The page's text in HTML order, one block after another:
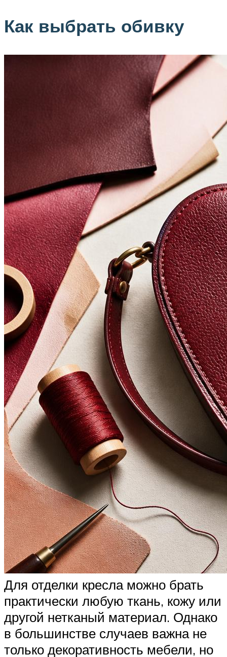
Как выбрать обивку
Для отделки кресла можно брать
практически любую ткань, кожу или
другой нетканый материал. Однако
в большинстве случаев важна не
только декоративность мебели, но